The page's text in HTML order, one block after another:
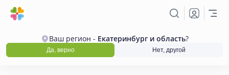
Ваш регион - Екатеринбург и область?
Да, верно Нет, другой